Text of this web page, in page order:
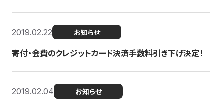
2019.02.22 お知らせ
寄付・会費のクレジットカード決済手数料引き下げ決定！
2019.02.04 お知らせ